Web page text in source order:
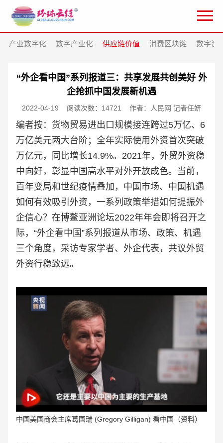
产业数字化 数字产业化 供应链价值 消费区块链 数字资
“外企看中国”系列报道三：共享发展共创美好 外
企抢抓中国发展新机遇
2022-04-19 阅读次数：14721 作者：人民网 记者任妍
编者按：货物贸易进出口规模接连跨过5万亿、6
万亿美元两大台阶；全年实际使用外资首次突破
万亿元，同比增长14.9%。2021年，外贸外资稳
中向好，彰显中国高水平对外开放成色。当前，
百年变局和世纪疫情叠加，中国市场、中国机遇
如何有效吸引外资，一系列政策举措如何提振外
企信心？在博鳌亚洲论坛2022年年会即将召开之
际，“外企看中国”系列报道从市场、政策、机遇
三个角度，采访专家学者、外企代表，共议外贸
外资行稳致远。
中国美国商会主席葛国瑞 (Gregory Gilligan) 看中国（资料）